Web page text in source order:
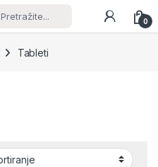
Pretražite... 0
Tableti